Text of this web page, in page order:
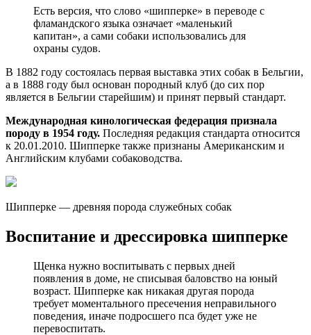
Есть версия, что слово «шипперке» в переводе с
фламандского языка означает «маленький
капитан», а сами собаки использовались для
охраны судов.
В 1882 году состоялась первая выставка этих собак в Бельгии,
а в 1888 году был основан породный клуб (до сих пор
является в Бельгии старейшим) и принят первый стандарт.
Международная кинологическая федерация признала
породу в 1954 году. Последняя редакция стандарта относится
к 20.01.2010. Шипперке также признаны Американским и
Английским клубами собаководства.
Шипперке — древняя порода служебных собак
Воспитание и дрессировка шипперке
Щенка нужно воспитывать с первых дней
появления в доме, не списывая баловство на юный
возраст. Шипперке как никакая другая порода
требует моментального пресечения неправильного
поведения, иначе подросшего пса будет уже не
перевоспитать.